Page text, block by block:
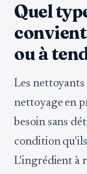
Quel
ou à
Les
nettoyage en
besoin sans
condition
L'ingrédient à